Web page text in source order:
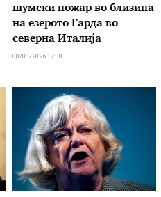
шумски пожар во близина
на езерото Гарда во
северна Италија
08/08/2026 17:08